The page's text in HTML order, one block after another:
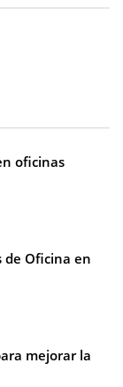
oficinas
de Oficina en
mejorar la